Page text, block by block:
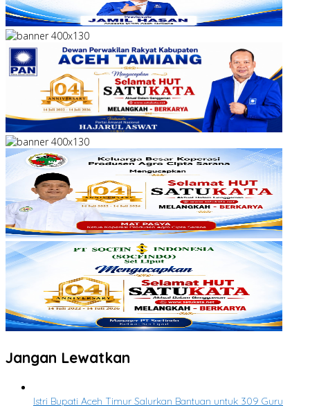
Jangan Lewatkan
Istri Bupati Aceh Timur Salurkan Bantuan untuk 309 Guru